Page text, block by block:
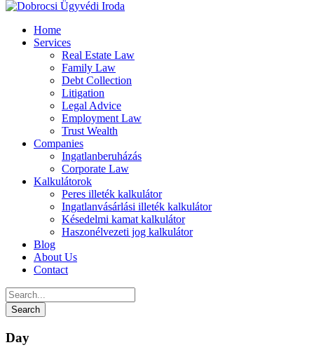
Home
Services
Real Estate Law
Family Law
Debt Collection
Litigation
Legal Advice
Employment Law
Trust Wealth
Companies
Ingatlanberuházás
Corporate Law
Kalkulátorok
Peres illeték kalkulátor
Ingatlanvásárlási illeték kalkulátor
Késedelmi kamat kalkulátor
Haszonélvezeti jog kalkulátor
Blog
About Us
Contact
Day